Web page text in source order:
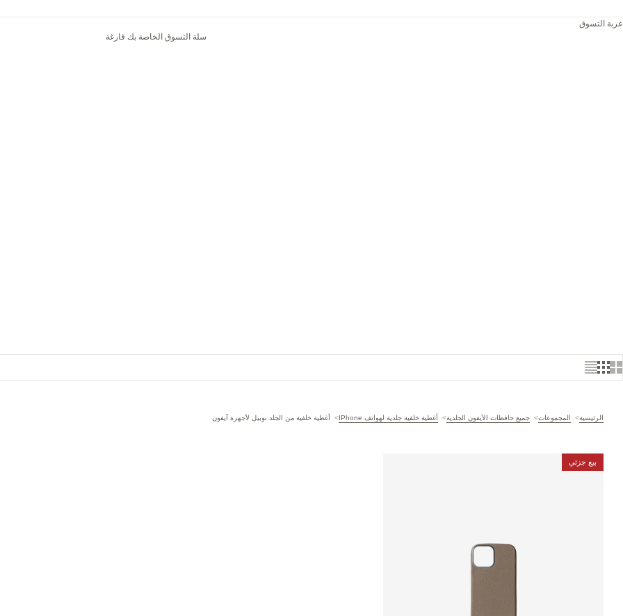
عربة التسوق
سلة التسوق الخاصة بك فارغة
الرئيسية المجموعات جميع حافظات الآيفون الجلدية أغطية خلفية جلدية لهواتف IPhone أغطية خلفية من الجلد نوبيل لأجهزة آيفون
بيع جزئي